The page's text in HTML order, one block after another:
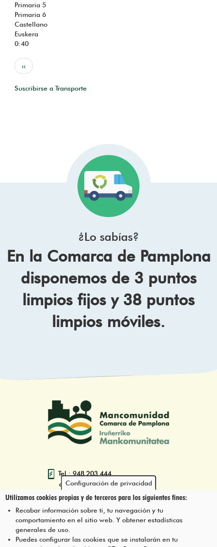
Primaria 5
Primaria 6
Castellano
Euskera
0:40
Paginación
Página
anterior
‹‹
Suscribirse a Transporte
¿Lo sabías?
En la Comarca de Pamplona
disponemos de 3 puntos
limpios fijos y 38 puntos
limpios móviles.
Tel.: 948 203 444
atencion@mancoeduca.com
Programa de Educación Ambiental
Escolar de la Mancomunidad de la
Configuración de privacidad
Utilizamos cookies propias y de terceros para los siguientes fines:
Recabar información sobre ti, tu navegación y tu
comportamiento en el sitio web. Y obtener estadísticas
generales de uso.
Puedes configurar las cookies que se instalarán en tu